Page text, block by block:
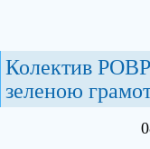
Колектив РОВР
зеленою